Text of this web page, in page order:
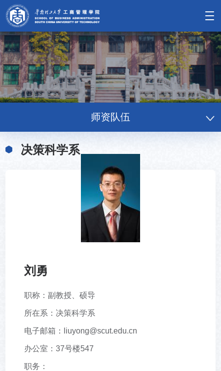
师资队伍
决策科学系
刘勇
职称：副教授、硕导
所在系：决策科学系
电子邮箱：liuyong@scut.edu.cn
办公室：37号楼547
职务：